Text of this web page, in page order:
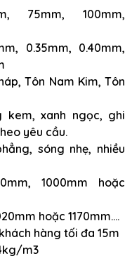
75mm, 100mm,
0.35mm, 0.40mm,
Tôn Nam Kim, Tôn
kem, xanh ngọc, ghi
yêu cầu.
sóng nhẹ, nhiều
1000mm hoặc
hoặc 1170mm….
hàng tối đa 15m
m3